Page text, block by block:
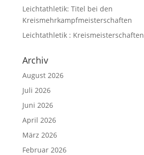
Leichtathletik: Titel bei den
Kreismehrkampfmeisterschaften
Leichtathletik : Kreismeisterschaften
Archiv
August 2026
Juli 2026
Juni 2026
April 2026
März 2026
Februar 2026